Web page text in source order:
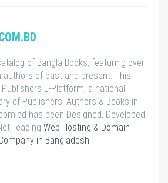
of Bangla Books, featuring over
authors of past and present. This
E-Platform, a national
of Publishers, Authors & Books in
has been Designed, Developed
leading Web Hosting & Domain
in Bangladesh